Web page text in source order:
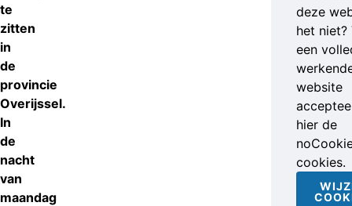
te
zitten
in
de
provincie
Overijssel.
In
de
nacht
van
maandag
deze
het niet?
een
website
hier de
cookies.